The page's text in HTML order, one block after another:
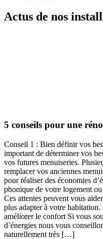
Actus de nos
5 conseils pour une
Conseil 1 : Bien définir vos
important de déterminer vos
vos futures menuiseries.
remplacer vos anciennes
pour réaliser des économies
phonique de votre logement
Ces attentes peuvent vous
plus adapter à votre habitation.
améliorer le confort Si vous
d’énergies nous vous
naturellement très […]